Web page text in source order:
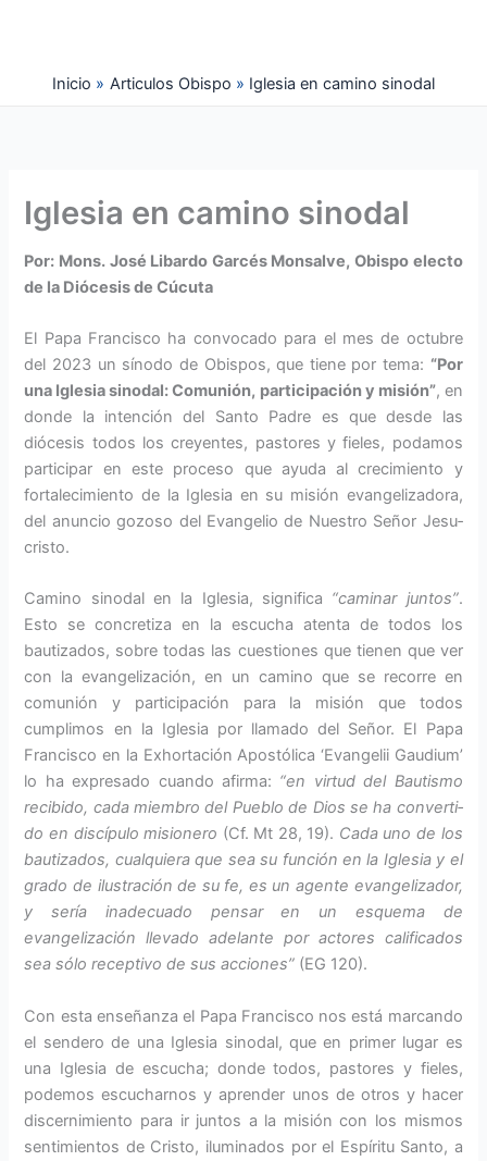
Inicio
Articulos Obispo Iglesia en camino sinodal
Iglesia en camino sinodal
Por: Mons. José Libardo Garcés Monsalve, Obispo electo
de la Diócesis de Cúcuta
El Papa Francisco ha convo­cado para el mes de octubre
del 2023 un sínodo de Obis­pos, que tiene por tema: “Por
una Iglesia sinodal: Comunión, par­ticipación y misión”, en
donde la intención del Santo Padre es que desde las
diócesis todos los cre­yentes, pastores y fieles, podamos
participar en este proceso que ayu­da al crecimiento y
fortalecimiento de la Iglesia en su misión evange­lizadora,
del anuncio gozoso del Evangelio de Nuestro Señor Jesu­
cristo.
Camino sinodal en la Iglesia, sig­nifica “caminar juntos”.
Esto se concretiza en la escucha atenta de todos los
bautizados, sobre todas las cuestiones que tienen que ver
con la evangelización, en un ca­mino que se recorre en
comunión y participación para la misión que todos
cumplimos en la Iglesia por llamado del Señor. El Papa
Fran­cisco en la Exhortación Apostólica ‘Evangelii Gaudium’
lo ha expre­sado cuando afirma: “en virtud del Bautismo
recibido, cada miembro del Pueblo de Dios se ha converti­
do en discípulo misionero (Cf. Mt 28, 19). Cada uno de los
bautiza­dos, cualquiera que sea su función en la Iglesia y el
grado de ilustra­ción de su fe, es un agente evange­lizador,
y sería inadecuado pensar en un esquema de
evangelización llevado adelante por actores cali­ficados
sea sólo receptivo de sus accio­nes” (EG 120).
Con esta enseñanza el Papa Fran­cisco nos está marcando
el sendero de una Iglesia sinodal, que en pri­mer lugar es
una Iglesia de escu­cha; donde todos, pastores y fieles,
podemos escucharnos y aprender unos de otros y hacer
discerni­miento para ir juntos a la misión con los mismos
sentimientos de Cristo, iluminados por el Espíritu Santo, a